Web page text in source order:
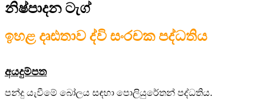
නිෂ්පාදන ටැග්
ඉහළ දෘඪතාව ද්වි සංරචක පද්ධතිය
අයදුම්පත
පන්දු යැවීමේ බෝලය සඳහා පොලියුරේතන් පද්ධතිය.